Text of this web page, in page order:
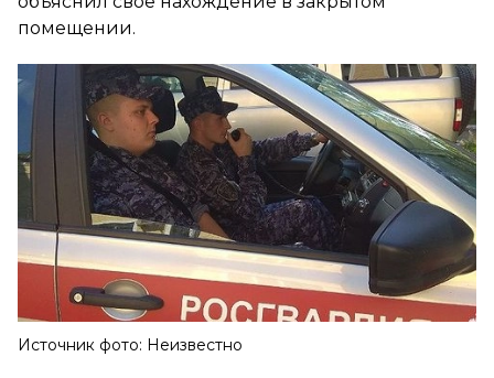
помещении.
Источник фото: Неизвестно